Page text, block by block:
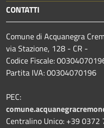
CONTATTI
Comune di Acquanegra
via Stazione, 128 - CR -
Codice Fiscale:
Partita IVA: 00304070196
PEC:
Centralino Unico: +39 0372